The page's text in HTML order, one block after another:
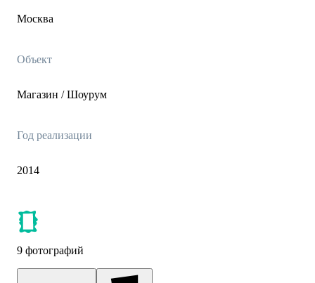
Москва
Объект
Магазин / Шоурум
Год реализации
2014
9 фотографий